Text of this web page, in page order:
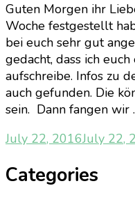
Guten Morgen ihr
Woche festgestellt
bei euch sehr gut
gedacht, dass ich
aufschreibe. Infos zu
auch gefunden. Die
sein. Dann fangen wir
July 22, 2016July 22,
Categories